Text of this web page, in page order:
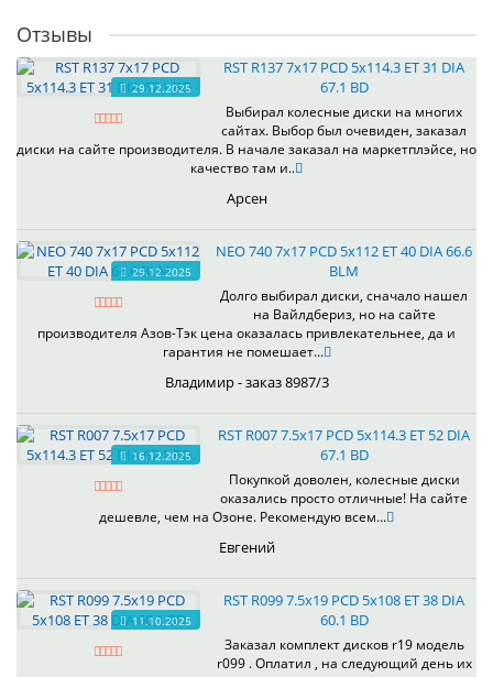
Отзывы
29.12.2025
RST R137 7x17 PCD 5x114.3 ET 31 DIA
67.1 BD
Выбирал колесные диски на многих
сайтах. Выбор был очевиден, заказал
диски на сайте производителя. В начале заказал на маркетплэйсе, но
качество там и..
Арсен
29.12.2025
NEO 740 7x17 PCD 5x112 ET 40 DIA 66.6
BLM
Долго выбирал диски, сначало нашел
на Вайлдбериз, но на сайте
производителя Азов-Тэк цена оказалась привлекательнее, да и
гарантия не помешает...
Владимир - заказ 8987/3
16.12.2025
RST R007 7.5x17 PCD 5x114.3 ET 52 DIA
67.1 BD
Покупкой доволен, колесные диски
оказались просто отличные! На сайте
дешевле, чем на Озоне. Рекомендую всем...
Евгений
11.10.2025
RST R099 7.5x19 PCD 5x108 ET 38 DIA
60.1 BD
Заказал комплект дисков r19 модель
r099 . Оплатил , на следующий день их